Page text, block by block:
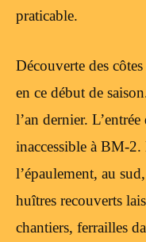
praticable.
Découverte des
en ce début de
l’an dernier.
inaccessible à BM-2.
l’épaulement, au
huîtres recouverts
chantiers, ferrailles